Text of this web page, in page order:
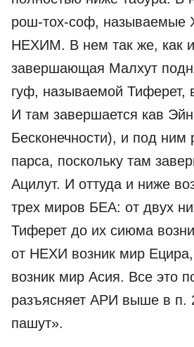
рош-тох-соф,
НЕХИМ. В нем так же, как
завершающая Малхут
гуф, называемой Тиферет,
И там завершается кав
Бесконечности), и под ним
парса, поскольку там
Ацилут. И оттуда и ниже
трех миров БЕА: от двух
Тиферет до их сиюма
от НЕХИ возник мир
возник мир Асия. Все это
разъясняет АРИ выше в п.
пашут».